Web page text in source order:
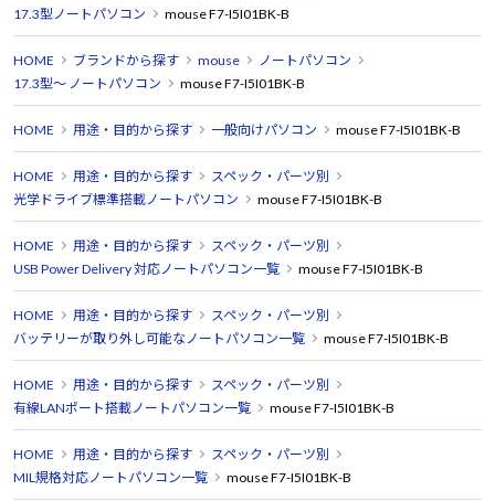
17.3型ノートパソコン
mouse F7-I5I01BK-B
HOME ブランドから探す mouse
ノートパソコン
17.3型～ ノートパソコン
mouse F7-I5I01BK-B
HOME 用途・目的から探す 一般向けパソコン mouse F7-I5I01BK-B
HOME 用途・目的から探す
スペック・パーツ別
光学ドライブ標準搭載ノートパソコン
mouse F7-I5I01BK-B
HOME 用途・目的から探す
スペック・パーツ別
USB Power Delivery 対応ノートパソコン一覧
mouse F7-I5I01BK-B
HOME 用途・目的から探す
スペック・パーツ別
バッテリーが取り外し可能なノートパソコン一覧
mouse F7-I5I01BK-B
HOME 用途・目的から探す
スペック・パーツ別
有線LANポート搭載ノートパソコン一覧
mouse F7-I5I01BK-B
HOME 用途・目的から探す
スペック・パーツ別
MIL規格対応ノートパソコン一覧
mouse F7-I5I01BK-B